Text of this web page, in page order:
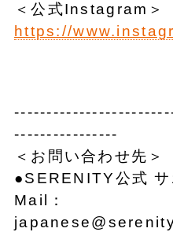
＜公式Instagram＞
https://
----------------
＜お問い合わせ先＞
●SERENITY公式 サ
Mail：